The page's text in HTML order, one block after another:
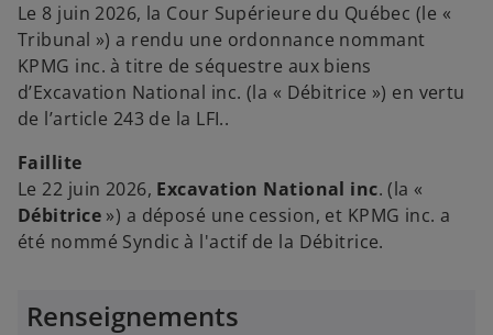
Le 8 juin 2026, la Cour Supérieure du Québec (le «
Tribunal ») a rendu une ordonnance nommant
KPMG inc. à titre de séquestre aux biens
d’Excavation National inc. (la « Débitrice ») en vertu
de l’article 243 de la LFI..
Faillite
Le 22 juin 2026, Excavation National inc. (la «
Débitrice ») a d​éposé une cession, et KPMG inc. a
été nommé Syndic à l'actif de la Débitrice.
Renseignements